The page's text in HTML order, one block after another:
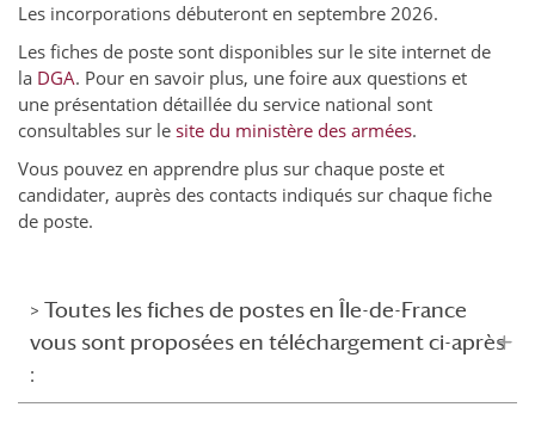
Les incorporations débuteront en septembre 2026.
Les fiches de poste sont disponibles sur le site internet de
la DGA. Pour en savoir plus, une foire aux questions et
une présentation détaillée du service national sont
consultables sur le site du ministère des armées.
Vous pouvez en apprendre plus sur chaque poste et
candidater, auprès des contacts indiqués sur chaque fiche
de poste.
> Toutes les fiches de postes en Île-de-France
vous sont proposées en téléchargement ci-après
: